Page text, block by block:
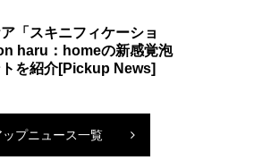
「スキニフィケーショ
haru：homeの新感覚泡
を紹介
ップニュース一覧